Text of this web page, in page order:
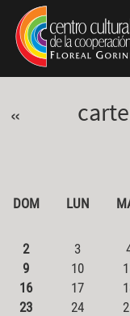
Pasar al contenido
Jump to main content
«
DOM LUN
2
3
9
10
16
17
23
24